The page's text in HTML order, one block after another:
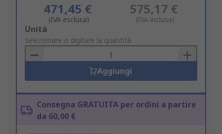
471,45 €
(IVA esclusa)
575,17 €
(IVA inclusa)
Add
to
Basket
Unità
Selezionare o digitare la quantità
Aggiungi
Consegna GRATUITA per ordini a partire
da 60,00 €